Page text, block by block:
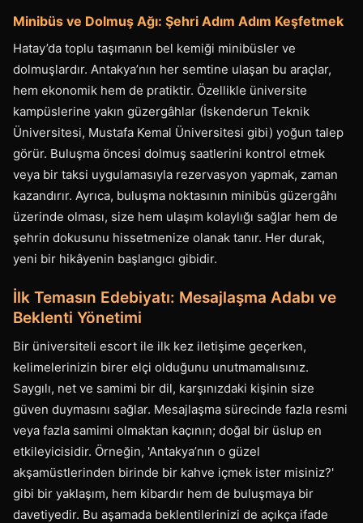
Minibüs ve Dolmuş Ağı: Şehri Adım Adım Keşfetmek
Hatay’da toplu taşımanın bel kemiği minibüsler ve
dolmuşlardır. Antakya’nın her semtine ulaşan bu araçlar,
hem ekonomik hem de pratiktir. Özellikle üniversite
kampüslerine yakın güzergâhlar (İskenderun Teknik
Üniversitesi, Mustafa Kemal Üniversitesi gibi) yoğun talep
görür. Buluşma öncesi dolmuş saatlerini kontrol etmek
veya bir taksi uygulamasıyla rezervasyon yapmak, zaman
kazandırır. Ayrıca, buluşma noktasının minibüs güzergâhı
üzerinde olması, size hem ulaşım kolaylığı sağlar hem de
şehrin dokusunu hissetmenize olanak tanır. Her durak,
yeni bir hikâyenin başlangıcı gibidir.
İlk Temasın Edebiyatı: Mesajlaşma Adabı ve
Beklenti Yönetimi
Bir üniversiteli escort ile ilk kez iletişime geçerken,
kelimelerinizin birer elçi olduğunu unutmamalısınız.
Saygılı, net ve samimi bir dil, karşınızdaki kişinin size
güven duymasını sağlar. Mesajlaşma sürecinde fazla resmi
veya fazla samimi olmaktan kaçının; doğal bir üslup en
etkileyicisidir. Örneğin, 'Antakya’nın o güzel
akşamüstlerinden birinde bir kahve içmek ister misiniz?'
gibi bir yaklaşım, hem kibardır hem de buluşmaya bir
davetiyedir. Bu aşamada beklentilerinizi de açıkça ifade